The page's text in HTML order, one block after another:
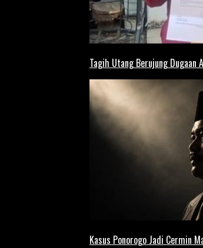
Tagih Utang Berujung Dugaan
Kasus Ponorogo Jadi Cermin